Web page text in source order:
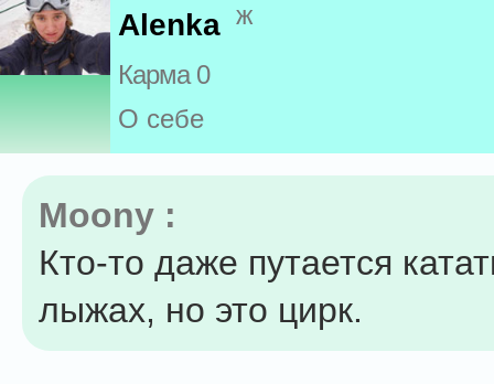
Alenka ж
Карма 0
О себе
Moony :
Кто-то даже путается
лыжах, но это цирк.